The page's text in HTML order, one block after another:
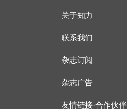
关于知力
联系我们
杂志订阅
杂志广告
友情链接·合作伙伴